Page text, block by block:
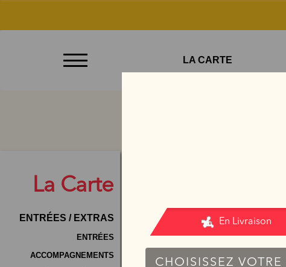
Emporter
Contact
Mentions
Légales
LA CARTE
La Carte
ENTRÉES / EXTRAS
ENTRÉES
ACCOMPAGNEMENTS